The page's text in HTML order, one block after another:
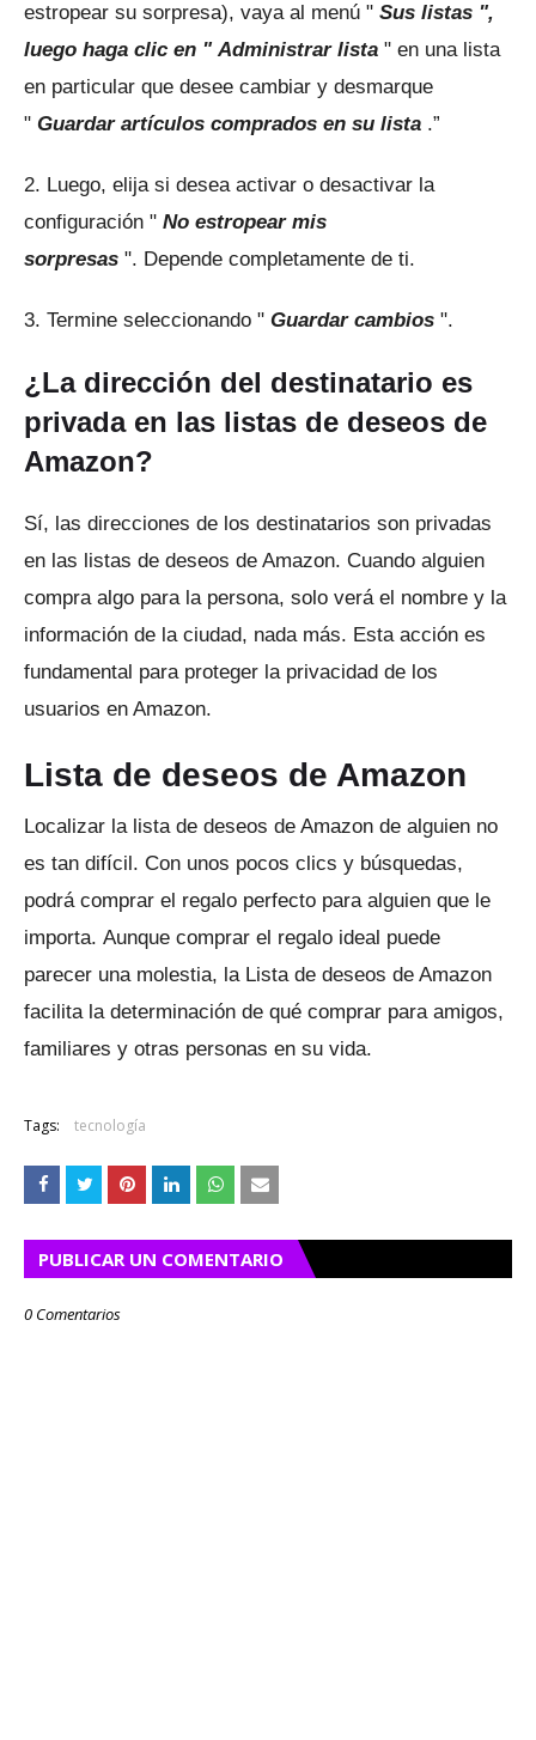
estropear su sorpresa), vaya al menú " Sus listas ",
luego haga clic en "Administrar lista " en una lista
en particular que desee cambiar y desmarque
" Guardar artículos comprados en su lista .”
2. Luego, elija si desea activar o desactivar la
configuración " No estropear mis
sorpresas ". Depende completamente de ti.
3. Termine seleccionando " Guardar cambios ".
¿La dirección del destinatario es
privada en las listas de deseos de
Amazon?
Sí, las direcciones de los destinatarios son privadas
en las listas de deseos de Amazon. Cuando alguien
compra algo para la persona, solo verá el nombre y la
información de la ciudad, nada más. Esta acción es
fundamental para proteger la privacidad de los
usuarios en Amazon.
Lista de deseos de Amazon
Localizar la lista de deseos de Amazon de alguien no
es tan difícil. Con unos pocos clics y búsquedas,
podrá comprar el regalo perfecto para alguien que le
importa. Aunque comprar el regalo ideal puede
parecer una molestia, la Lista de deseos de Amazon
facilita la determinación de qué comprar para amigos,
familiares y otras personas en su vida.
Tags: tecnología
PUBLICAR UN COMENTARIO
0 Comentarios